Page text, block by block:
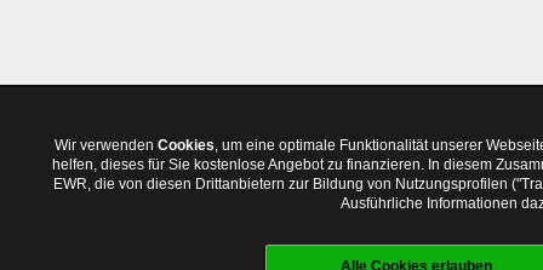
Wir verwenden Cookies, um eine optimale Funktionalität unserer
helfen, dieses für Sie kostenlose Angebot zu finanzieren. In diesem
EWR, die von diesen Drittanbietern zur Bildung von Nutzungsprofilen
Ausführliche Informationen
Alle Cookies erlauben